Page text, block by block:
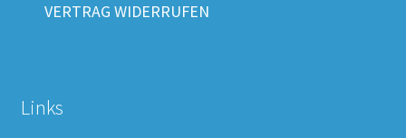
VERTRAG WIDERRUFEN
Links